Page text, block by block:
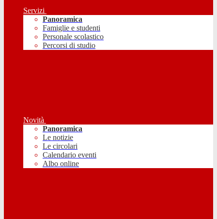
Servizi
Panoramica
Famiglie e studenti
Personale scolastico
Percorsi di studio
Novità
Panoramica
Le notizie
Le circolari
Calendario eventi
Albo online